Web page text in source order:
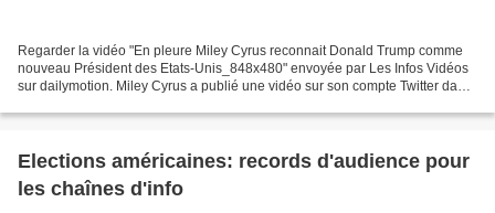
Regarder la vidéo "En pleure Miley Cyrus reconnait Donald Trump comme
nouveau Président des Etats-Unis_848x480" envoyée par Les Infos Vidéos
sur dailymotion. Miley Cyrus a publié une vidéo sur son compte Twitter dans
Elections américaines: records d'audience pour
les chaînes d'info